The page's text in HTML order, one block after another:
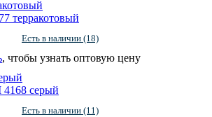
терракотовый
Есть в наличии (18)
, чтобы узнать оптовую цену
серый
Есть в наличии (11)